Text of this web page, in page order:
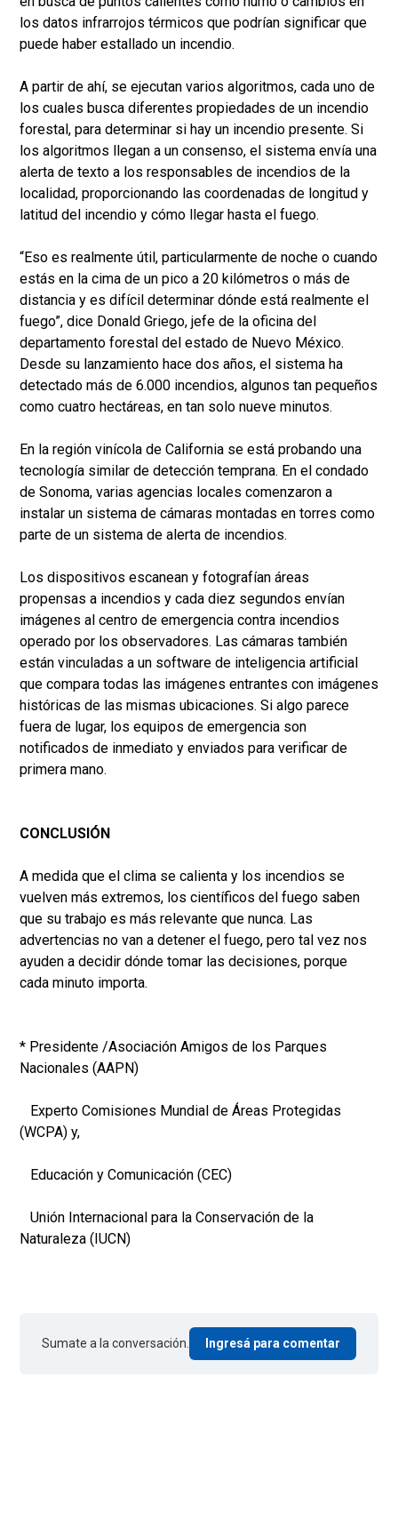
los datos infrarrojos térmicos que podrían significar que
puede haber estallado un incendio.
A partir de ahí, se ejecutan varios algoritmos, cada uno de
los cuales busca diferentes propiedades de un incendio
forestal, para determinar si hay un incendio presente. Si
los algoritmos llegan a un consenso, el sistema envía una
alerta de texto a los responsables de incendios de la
localidad, proporcionando las coordenadas de longitud y
latitud del incendio y cómo llegar hasta el fuego.
“Eso es realmente útil, particularmente de noche o cuando
estás en la cima de un pico a 20 kilómetros o más de
distancia y es difícil determinar dónde está realmente el
fuego”, dice Donald Griego, jefe de la oficina del
departamento forestal del estado de Nuevo México.
Desde su lanzamiento hace dos años, el sistema ha
detectado más de 6.000 incendios, algunos tan pequeños
como cuatro hectáreas, en tan solo nueve minutos.
En la región vinícola de California se está probando una
tecnología similar de detección temprana. En el condado
de Sonoma, varias agencias locales comenzaron a
instalar un sistema de cámaras montadas en torres como
parte de un sistema de alerta de incendios.
Los dispositivos escanean y fotografían áreas
propensas a incendios y cada diez segundos envían
imágenes al centro de emergencia contra incendios
operado por los observadores. Las cámaras también
están vinculadas a un software de inteligencia artificial
que compara todas las imágenes entrantes con imágenes
históricas de las mismas ubicaciones. Si algo parece
fuera de lugar, los equipos de emergencia son
notificados de inmediato y enviados para verificar de
primera mano.
CONCLUSIÓN
A medida que el clima se calienta y los incendios se
vuelven más extremos, los científicos del fuego saben
que su trabajo es más relevante que nunca. Las
advertencias no van a detener el fuego, pero tal vez nos
ayuden a decidir dónde tomar las decisiones, porque
cada minuto importa.
* Presidente /Asociación Amigos de los Parques
Nacionales (AAPN)
Experto Comisiones Mundial de Áreas Protegidas
(WCPA) y,
Educación y Comunicación (CEC)
Unión Internacional para la Conservación de la
Naturaleza (IUCN)
Sumate a la conversación. Ingresá para comentar